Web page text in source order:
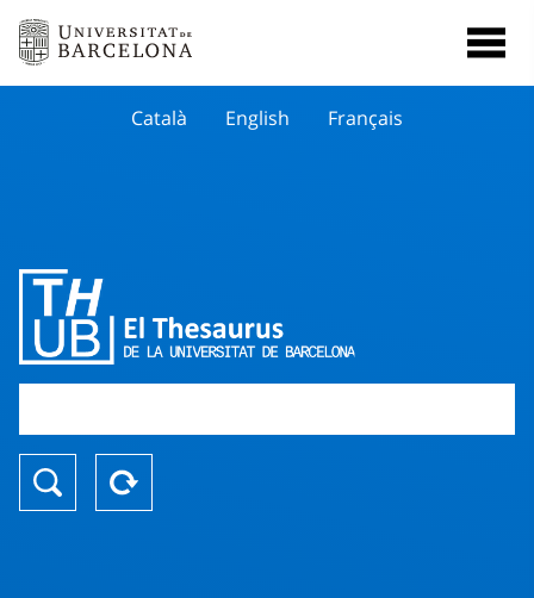
Català English Français